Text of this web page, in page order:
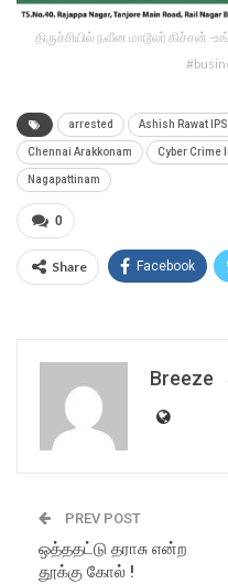
திருச்சியில் நவீன மாடூலர் கிச்சன்
arrested Ashish Rawat IPS
Chennai Arakkonam Cyber Crime
Nagapattinam
0
Share Facebook
Breeze
PREV POST
ஒத்ததட்டு தராசு என்ற
தூக்கு கோல் !